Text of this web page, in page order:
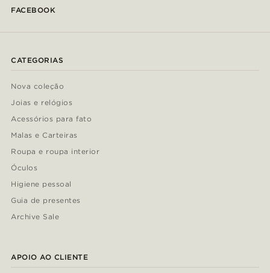
FACEBOOK
CATEGORIAS
Nova coleção
Joias e relógios
Acessórios para fato
Malas e Carteiras
Roupa e roupa interior
Óculos
Higiene pessoal
Guia de presentes
Archive Sale
APOIO AO CLIENTE